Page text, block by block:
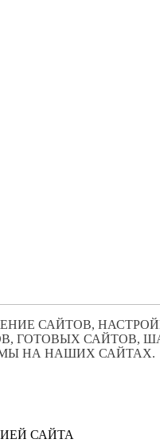
САЙТОВ,
ГОТОВЫХ САЙТОВ,
НА НАШИХ САЙТАХ.
САЙТА